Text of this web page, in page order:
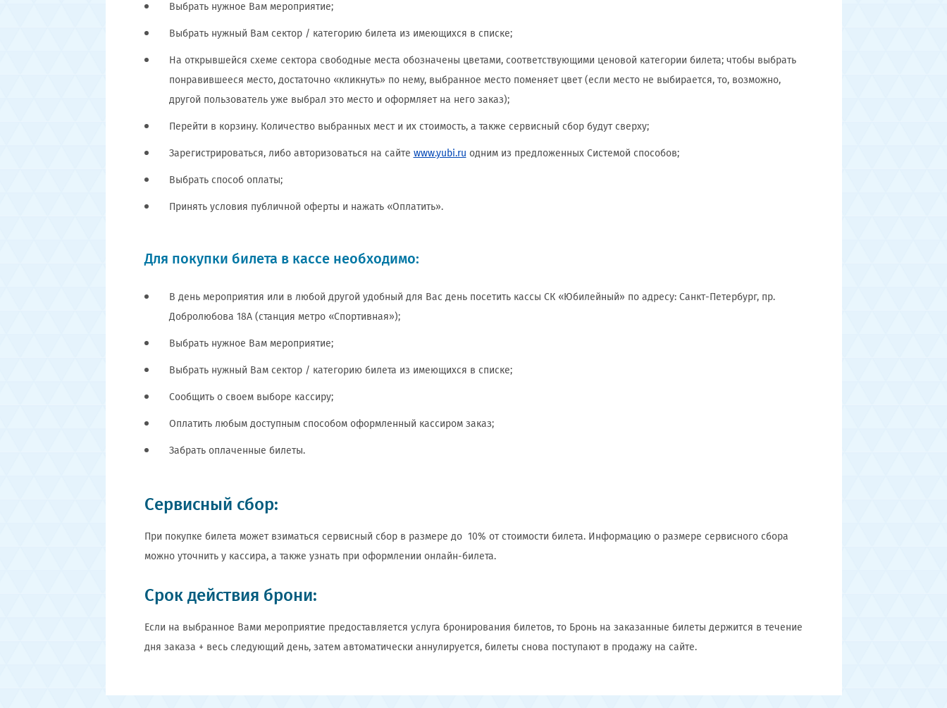
Выбрать нужное Вам мероприятие;
Выбрать нужный Вам сектор / категорию билета из имеющихся в списке;
На открывшейся схеме сектора свободные места обозначены цветами, соответствующими ценовой категории билета; чтобы выбрать
понравившееся место, достаточно «кликнуть» по нему, выбранное место поменяет цвет (если место не выбирается, то, возможно,
другой пользователь уже выбрал это место и оформляет на него заказ);
Перейти в корзину. Количество выбранных мест и их стоимость, а также сервисный сбор будут сверху;
Зарегистрироваться, либо авторизоваться на сайте www.yubi.ru одним из предложенных Системой способов;
Выбрать способ оплаты;
Принять условия публичной оферты и нажать «Оплатить».
Для покупки билета в кассе необходимо:
В день мероприятия или в любой другой удобный для Вас день посетить кассы СК «Юбилейный» по адресу: Санкт-Петербург, пр.
Добролюбова 18А (станция метро «Спортивная»);
Выбрать нужное Вам мероприятие;
Выбрать нужный Вам сектор / категорию билета из имеющихся в списке;
Сообщить о своем выборе кассиру;
Оплатить любым доступным способом оформленный кассиром заказ;
Забрать оплаченные билеты.
Сервисный сбор:
При покупке билета может взиматься сервисный сбор в размере до 10% от стоимости билета. Информацию о размере сервисного сбора
можно уточнить у кассира, а также узнать при оформлении онлайн-билета.
Срок действия брони:
Если на выбранное Вами мероприятие предоставляется услуга бронирования билетов, то Бронь на заказанные билеты держится в течение
дня заказа + весь следующий день, затем автоматически аннулируется, билеты снова поступают в продажу на сайте.